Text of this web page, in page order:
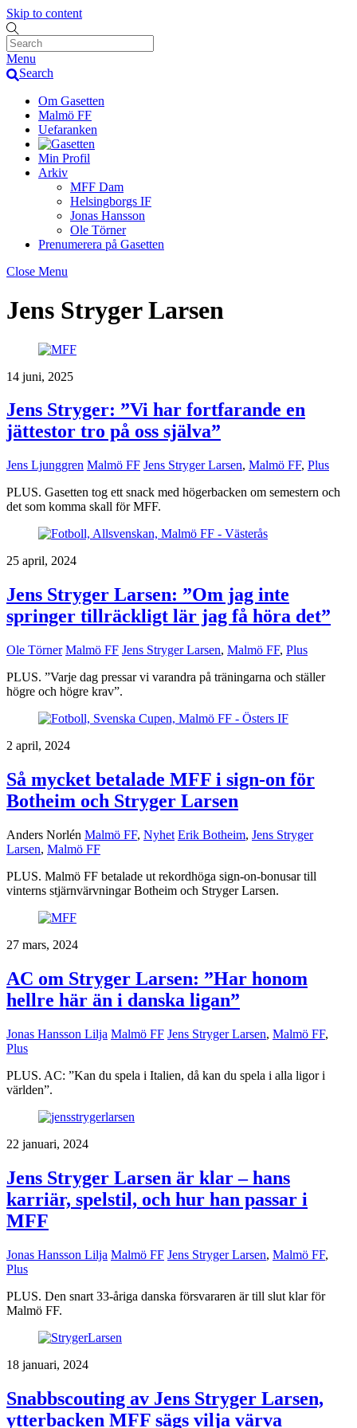
Skip to content
Menu
Search
Om Gasetten
Malmö FF
Uefaranken
Min Profil
Arkiv
MFF Dam
Helsingborgs IF
Jonas Hansson
Ole Törner
Prenumerera på Gasetten
Close Menu
Jens Stryger Larsen
14 juni, 2025
Jens Stryger: ”Vi har fortfarande en
jättestor tro på oss själva”
Jens Ljunggren Malmö FF Jens Stryger Larsen, Malmö FF, Plus
PLUS. Gasetten tog ett snack med högerbacken om semestern och
det som komma skall för MFF.
25 april, 2024
Jens Stryger Larsen: ”Om jag inte
springer tillräckligt lär jag få höra det”
Ole Törner Malmö FF Jens Stryger Larsen, Malmö FF, Plus
PLUS. ”Varje dag pressar vi varandra på träningarna och ställer
högre och högre krav”.
2 april, 2024
Så mycket betalade MFF i sign-on för
Botheim och Stryger Larsen
Anders Norlén Malmö FF, Nyhet Erik Botheim, Jens Stryger
Larsen, Malmö FF
PLUS. Malmö FF betalade ut rekordhöga sign-on-bonusar till
vinterns stjärnvärvningar Botheim och Stryger Larsen.
27 mars, 2024
AC om Stryger Larsen: ”Har honom
hellre här än i danska ligan”
Jonas Hansson Lilja Malmö FF Jens Stryger Larsen, Malmö FF,
Plus
PLUS. AC: ”Kan du spela i Italien, då kan du spela i alla ligor i
världen”.
22 januari, 2024
Jens Stryger Larsen är klar – hans
karriär, spelstil, och hur han passar i
MFF
Jonas Hansson Lilja Malmö FF Jens Stryger Larsen, Malmö FF,
Plus
PLUS. Den snart 33-åriga danska försvararen är till slut klar för
Malmö FF.
18 januari, 2024
Snabbscouting av Jens Stryger Larsen,
ytterbacken MFF sägs vilja värva